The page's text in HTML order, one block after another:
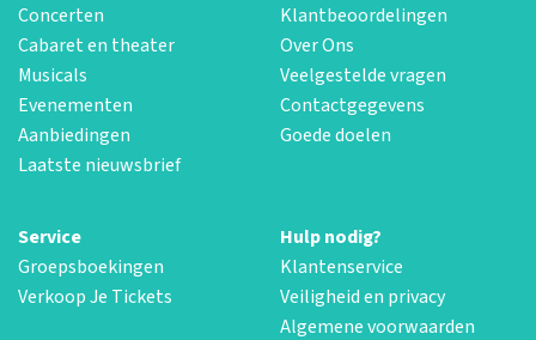
Concerten
Cabaret en theater
Musicals
Evenementen
Aanbiedingen
Laatste nieuwsbrief
Klantbeoordelingen
Over Ons
Veelgestelde vragen
Contactgegevens
Goede doelen
Service
Groepsboekingen
Verkoop Je Tickets
Hulp nodig?
Klantenservice
Veiligheid en privacy
Algemene voorwaarden